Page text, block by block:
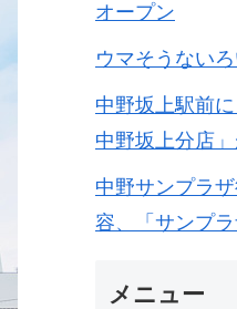
オープン
ウマそうない
中野坂上駅前
中野坂上分店
中野サンプラ
容、「サンプ
メニュー